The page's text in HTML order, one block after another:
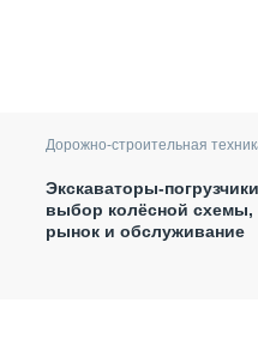
Дорожно-строительная
Экскаваторы-
выбор колёсной схемы,
рынок и обслуживание